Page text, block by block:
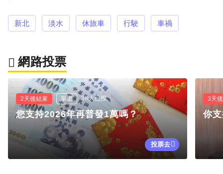
新北 淡水 休旅車 行駛 車禍
網路投票
2天後結束 單選 3K人已投
您支持2026年再普發1萬嗎？
投票去
3天
你